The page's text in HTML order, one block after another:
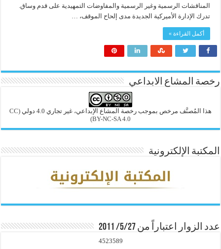
المناقشات الرسمية وغير الرسمية والمفاوضات التمهيدية على قدم وساق.
تدرك الإدارة الأميركية الجديدة مدى إلحاح الموقف، …
أكمل القراءة »
رخصة المشاع الابداعي
هذا المُصنَّف مرخص بموجب رخصة المشاع الإبداعي، غير تجاري 4.0 دولي
(CC
BY-NC-SA 4.0)
المكتبة الإلكترونية
عدد الزوار اعتباراً من 5/27/ 2011
4523589